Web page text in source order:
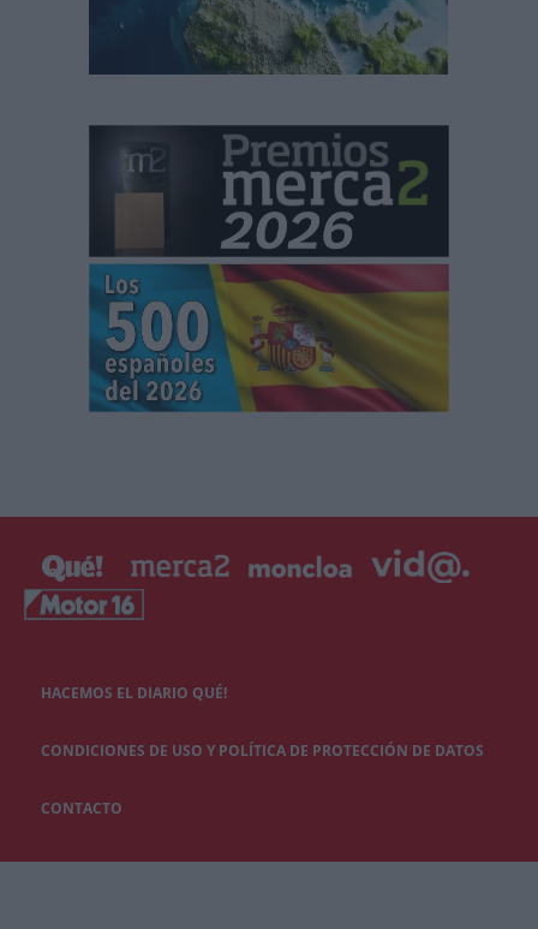
HACEMOS EL DIARIO QUÉ!
CONDICIONES DE USO Y POLÍTICA DE PROTECCIÓN DE DATOS
CONTACTO